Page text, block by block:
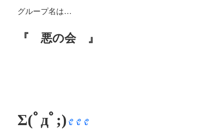
グループ名は…
『 悪の会 』
Σ(ﾟдﾟ;)